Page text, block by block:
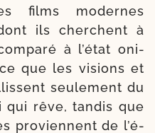
films modernes
ils cherchent à
à l’é­tat oni­
que les visions et
seule­ment du
qui rêve, tan­dis que
pro­viennent de l’é­